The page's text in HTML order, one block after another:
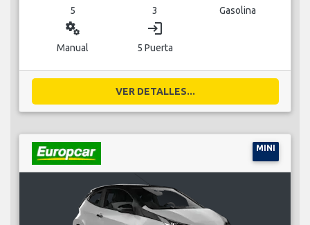
5 3 Gasolina
miscellaneous_services
Manual
login
5 Puerta
VER DETALLES...
MINI